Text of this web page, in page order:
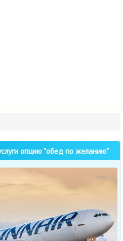
опцию "обед по желанию"